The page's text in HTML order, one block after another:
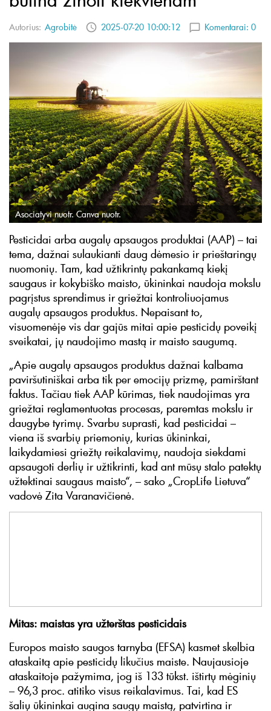
Autorius: Agrobitė 2025-07-20 10:00:12 Komentarai: 0
Asociatyvi nuotr. Canva nuotr.
Pesticidai arba augalų apsaugos produktai (AAP) – tai
tema, dažnai sulaukianti daug dėmesio ir prieštaringų
nuomonių. Tam, kad užtikrintų pakankamą kiekį
saugaus ir kokybiško maisto, ūkininkai naudoja mokslu
pagrįstus sprendimus ir griežtai kontroliuojamus
augalų apsaugos produktus. Nepaisant to,
visuomenėje vis dar gajūs mitai apie pesticidų poveikį
sveikatai, jų naudojimo mastą ir maisto saugumą.
„Apie augalų apsaugos produktus dažnai kalbama
paviršutiniškai arba tik per emocijų prizmę, pamirštant
faktus. Tačiau tiek AAP kūrimas, tiek naudojimas yra
griežtai reglamentuotas procesas, paremtas mokslu ir
daugybe tyrimų. Svarbu suprasti, kad pesticidai –
viena iš svarbių priemonių, kurias ūkininkai,
laikydamiesi griežtų reikalavimų, naudoja siekdami
apsaugoti derlių ir užtikrinti, kad ant mūsų stalo patektų
užtektinai saugaus maisto“, – sako „CropLife Lietuva“
vadovė Zita Varanavičienė.
Mitas: maistas yra užterštas pesticidais
Europos maisto saugos tarnyba (EFSA) kasmet skelbia
ataskaitą apie pesticidų likučius maiste. Naujausioje
ataskaitoje pažymima, jog iš 133 tūkst. ištirtų mėginių
– 96,3 proc. atitiko visus reikalavimus. Tai, kad ES
šalių ūkininkai augina saugų maistą, patvirtina ir